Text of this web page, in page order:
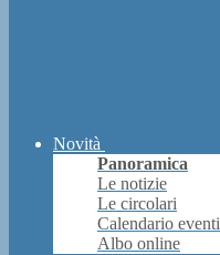
Novità
Panoramica
Le notizie
Le circolari
Calendario eventi
Albo online